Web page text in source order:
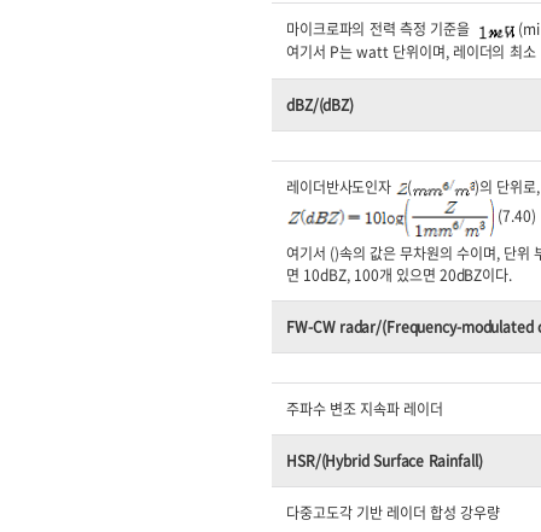
마이크로파의 전력 측정 기준을
여기서 P는 watt 단위이며, 레이더의 최
dBZ/(dBZ)
레이더반사도인자 (
)의 단위
(7.40)
여기서 ()속의 값은 무차원의 수이며, 단위
면 10dBZ, 100개 있으면 20dBZ이다.
FW-CW radar/(Frequency-
주파수 변조 지속파 레이더
HSR/(Hybrid Surface Rainfall)
다중고도각 기반 레이더 합성 강우량